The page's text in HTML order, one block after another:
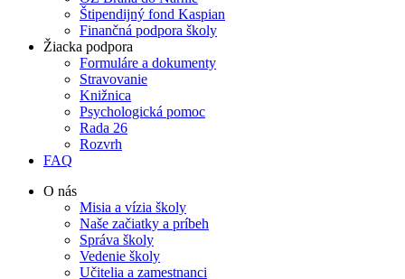
Štipendijný fond Kaspian
Finančná podpora školy
Žiacka podpora
Formuláre a dokumenty
Stravovanie
Knižnica
Psychologická pomoc
Rada 26
Rozvrh
FAQ
O nás
Misia a vízia školy
Naše začiatky a príbeh
Správa školy
Vedenie školy
Učitelia a zamestnanci